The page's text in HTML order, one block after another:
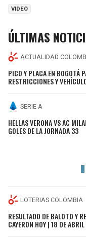
VIDEO
ÚLTIMAS
ACTUALIDAD
PICO Y PLACA EN BOGOTÁ
RESTRICCIONES Y
SERIE A
HELLAS VERONA VS AC
GOLES DE LA JORNADA 33
LOTERIAS COLOMBIA
RESULTADO DE BALOTO Y
CAYERON HOY | 18 DE